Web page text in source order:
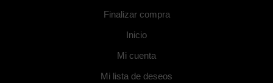
Finalizar compra
Inicio
Mi cuenta
Mi lista de deseos